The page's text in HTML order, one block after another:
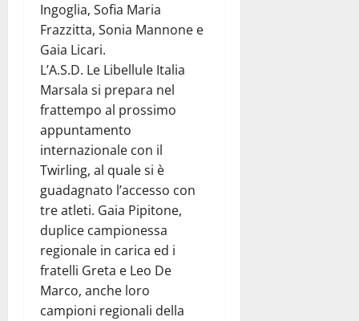
Ingoglia, Sofia Maria
Frazzitta, Sonia Mannone e
Gaia Licari.
L’A.S.D. Le Libellule Italia
Marsala si prepara nel
frattempo al prossimo
appuntamento
internazionale con il
Twirling, al quale si è
guadagnato l’accesso con
tre atleti. Gaia Pipitone,
duplice campionessa
regionale in carica ed i
fratelli Greta e Leo De
Marco, anche loro
campioni regionali della